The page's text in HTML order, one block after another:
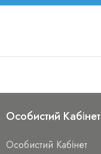
Особистий Кабінет
Особистий Кабінет